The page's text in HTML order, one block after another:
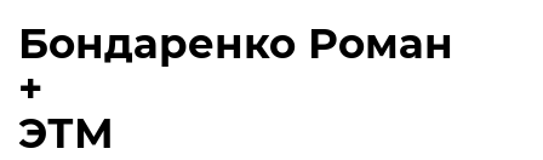
Бондаренко Роман
+
ЭТМ